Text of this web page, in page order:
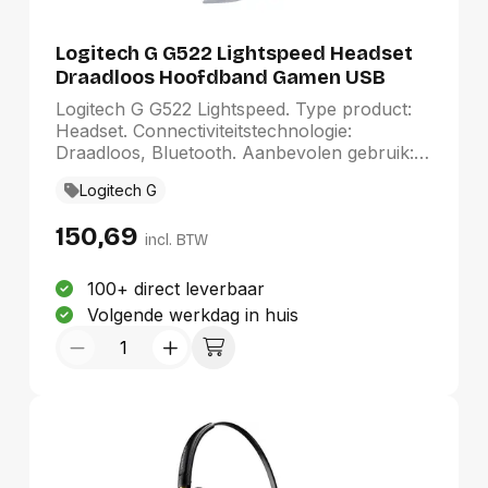
Superzachte schuimrubberen oorkussentjes
bieden urenlang comfort.Audio-aansluiting
van 3,5 mmSluit de 3,5mm-aansluiting
gewoon op een computer, smartphone of
tablet aan en de headset is direct klaar voor
een gesprek.
Logitech G G522 Lightspeed Headset
Draadloos Hoofdband Gamen USB
Type-C Bluetooth Zwart
Logitech G G522 Lightspeed. Type product:
Headset. Connectiviteitstechnologie:
Draadloos, Bluetooth. Aanbevolen gebruik:
20000 Hz. Aansluitbereik: 30 m. Gewicht:
Logitech G
150,69 incl. BTW
100+ direct leverbaar
Volgende werkdag in huis